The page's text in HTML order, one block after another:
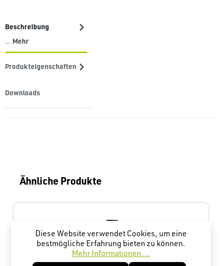
Beschreibung
… Mehr
Produkteigenschaften
Downloads
Produktgalerie überspringen
Ähnliche Produkte
Diese Website verwendet Cookies, um eine
bestmögliche Erfahrung bieten zu können.
Mehr Informationen ...